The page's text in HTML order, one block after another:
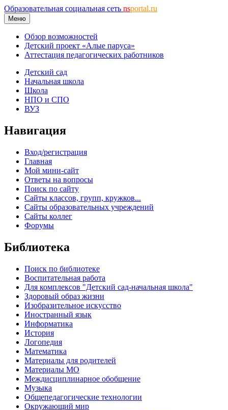
Образовательная социальная сеть nsportal.ru
Меню
Обзор возможностей
Детский проект «Алые паруса»
Аттестация педагогических работников
Детский сад
Начальная школа
Школа
НПО и СПО
ВУЗ
Навигация
Вход/регистрация
Главная
Мой мини-сайт
Ответы на вопросы
Поиск по сайту
Сайты классов, групп, кружков...
Сайты образовательных учреждений
Сайты коллег
Форумы
Библиотека
Поиск по библиотеке
Воспитательная работа
Для комплексов "Детский сад-начальная школа"
Здоровый образ жизни
Изобразительное искусство
Иностранный язык
Информатика
История
Логопедия
Математика
Материалы для родителей
Материалы МО
Междисциплинарное обобщение
Музыка
Общепедагогические технологии
Окружающий мир